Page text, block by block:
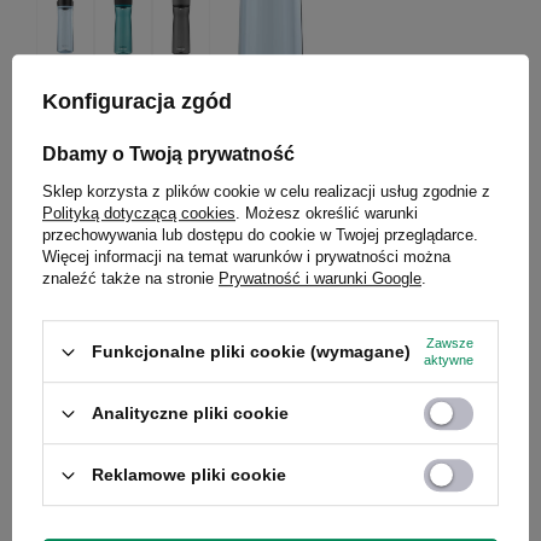
Butelka na wodę Contigo Cortland 2.0 720 ml - Glacier
Model: Cortland
59,99 zł / szt.
Druga generacja serii Cortland to jeszcze większa wytrzymałość,
ulepszona ergonomia i design, który przyciąga wzrok. Przekonaj
się, dlaczego tysiące użytkowników na całym świecie nie wyobraża
sobie dnia bez swojej butelki Contigo.
Konfiguracja zgód
Dbamy o Twoją prywatność
Sklep korzysta z plików cookie w celu realizacji usług zgodnie z
Polityką dotyczącą cookies. Możesz określić warunki
przechowywania lub dostępu do cookie w Twojej przeglądarce.
Więcej informacji na temat warunków i prywatności można
znaleźć także na stronie Prywatność i warunki Google.
Funkcjonalne pliki cookie (wymagane)
Zawsze
aktywne
Analityczne pliki cookie
Reklamowe pliki cookie